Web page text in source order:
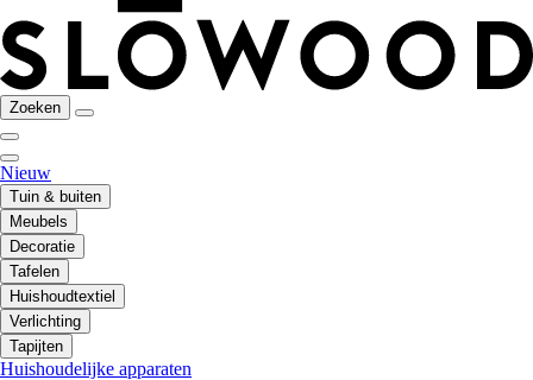
Zoeken
Nieuw
Tuin & buiten
Meubels
Decoratie
Tafelen
Huishoudtextiel
Verlichting
Tapijten
Huishoudelijke apparaten